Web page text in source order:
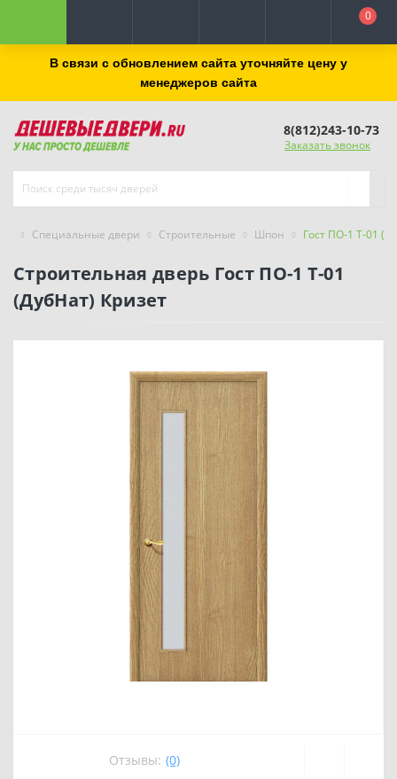
В связи с обновлением сайта уточняйте цену у
менеджеров сайта
0
8(812)243-10-73
Заказать звонок
Специальные двери Строительные Шпон Гост ПО-1 Т-01
Строительная дверь Гост ПО-1 Т-01
(ДубНат) Кризет
Отзывы: (0)